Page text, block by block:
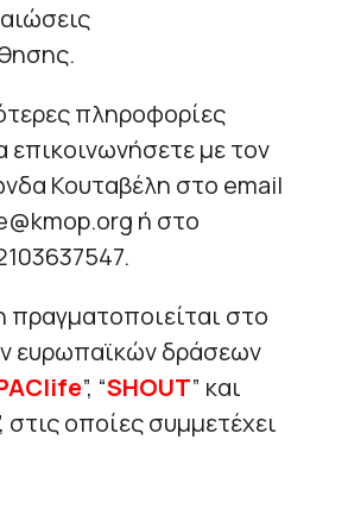
πληροφορίες
επικοινωνήσετε με τον
Κουταβέλη στο email
ή στο
στο
ευρωπαϊκών δράσεων
”, “SHOUT” και
στις οποίες συμμετέχει